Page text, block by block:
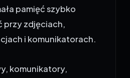
pamięć szybko
przy zdjęciach,
i komunikatorach.
komunikatory,